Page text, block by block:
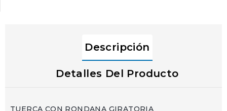
Descripción
Detalles Del Producto
TUERCA CON RONDANA GIRATORIA